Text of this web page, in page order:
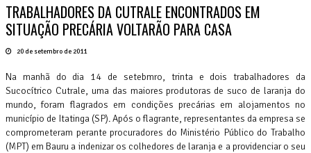
TRABALHADORES DA CUTRALE ENCONTRADOS EM
SITUAÇÃO PRECÁRIA VOLTARÃO PARA CASA
20 de setembro de 2011
Na manhã do dia 14 de setebmro, trinta e dois trabalhadores da
Sucocítrico Cutrale, uma das maiores produtoras de suco de laranja do
mundo, foram flagrados em condições precárias em alojamentos no
município de Itatinga (SP). Após o flagrante, representantes da empresa se
comprometeram perante procuradores do Ministério Público do Trabalho
(MPT) em Bauru a indenizar os colhedores de laranja e a providenciar o seu